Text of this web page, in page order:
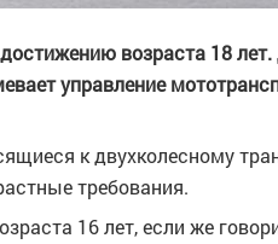
возраста 18 лет.
управление
к двухколесному
требования.
16 лет, если же